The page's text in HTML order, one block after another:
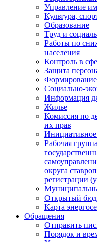
Управление
Культура,
Образование
Труд и
Работы по
населения
Контроль в
Защита
Социально-
Информация
Жилье
Комиссия по
их прав
Рабочая
округа
регистрации
Открытый
Карта
Обращения
Отправить
Порядок и